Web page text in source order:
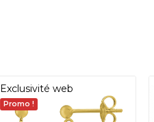
Exclusivité web
Promo !